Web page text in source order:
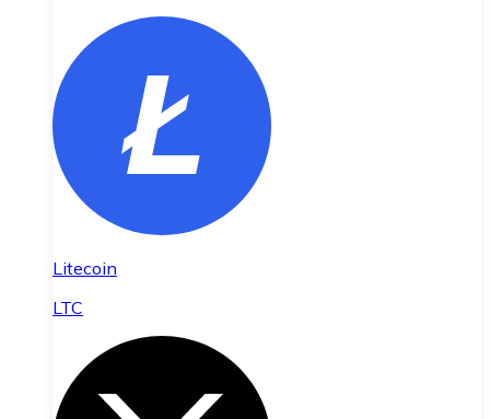
Litecoin
LTC